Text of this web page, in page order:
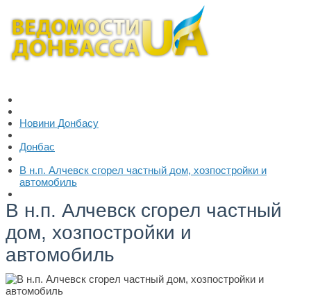
Новини Донбасу
Донбас
В н.п. Алчевск сгорел частный дом, хозпостройки и
автомобиль
В н.п. Алчевск сгорел частный
дом, хозпостройки и
автомобиль